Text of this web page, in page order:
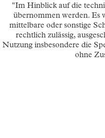
"Im Hinblick auf die
übernommen werden. Es
mittelbare oder sonstige
rechtlich zulässig,
Nutzung insbesondere die
ohne